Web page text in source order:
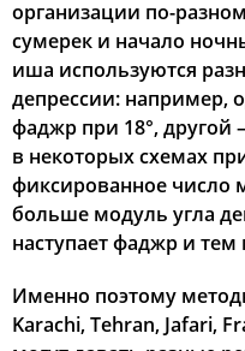
организации по-
сумерек и начало
иша используются
депрессии: например,
фаджр при 18°, другой
в некоторых схемах
фиксированное число
больше модуль угла
наступает фаджр и
Именно поэтому
Karachi, Tehran, Jafari,